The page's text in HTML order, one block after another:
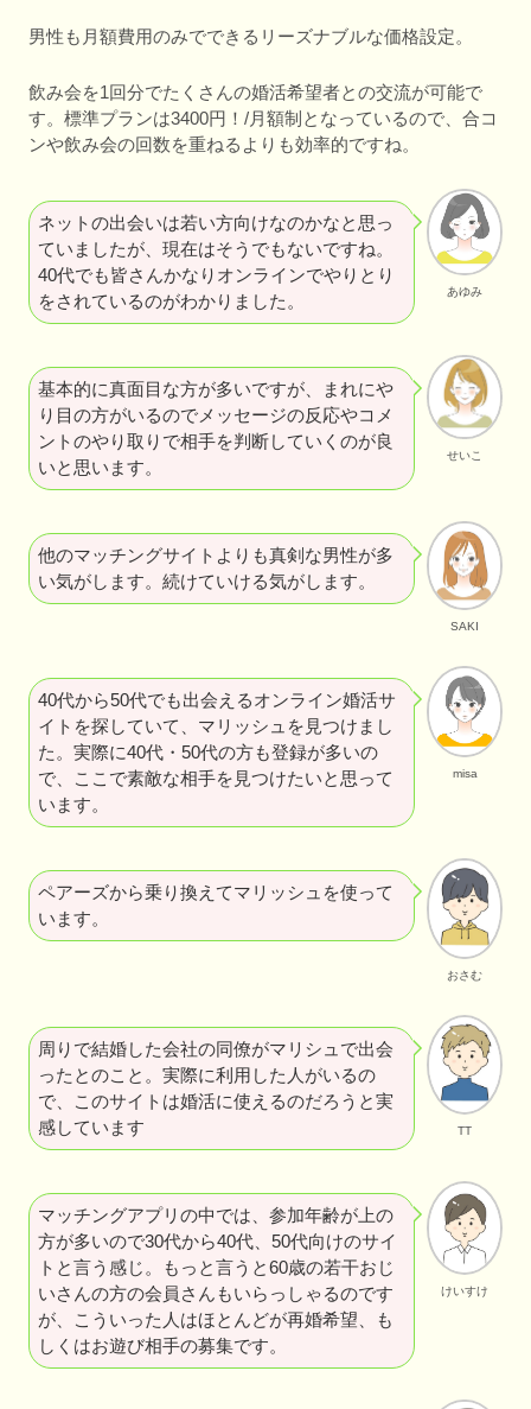
男性も月額費用のみでできるリーズナブルな価格設定。
飲み会を1回分でたくさんの婚活希望者との交流が可能で
す。標準プランは3400円！/月額制となっているので、合コ
ンや飲み会の回数を重ねるよりも効率的ですね。
あゆみ
ネットの出会いは若い方向けなのかなと思っ
ていましたが、現在はそうでもないですね。
40代でも皆さんかなりオンラインでやりとり
をされているのがわかりました。
せいこ
基本的に真面目な方が多いですが、まれにや
り目の方がいるのでメッセージの反応やコメ
ントのやり取りで相手を判断していくのが良
いと思います。
SAKI
他のマッチングサイトよりも真剣な男性が多
い気がします。続けていける気がします。
misa
40代から50代でも出会えるオンライン婚活サ
イトを探していて、マリッシュを見つけまし
た。実際に40代・50代の方も登録が多いの
で、ここで素敵な相手を見つけたいと思って
います。
おさむ
ペアーズから乗り換えてマリッシュを使って
います。
TT
周りで結婚した会社の同僚がマリシュで出会
ったとのこと。実際に利用した人がいるの
で、このサイトは婚活に使えるのだろうと実
感しています
けいすけ
マッチングアプリの中では、参加年齢が上の
方が多いので30代から40代、50代向けのサイ
トと言う感じ。もっと言うと60歳の若干おじ
いさんの方の会員さんもいらっしゃるのです
が、こういった人はほとんどが再婚希望、も
しくはお遊び相手の募集です。